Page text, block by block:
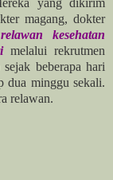
magang, dokter
kesehatan
melalui rekrutmen
beberapa hari
dua minggu sekali.
relawan.